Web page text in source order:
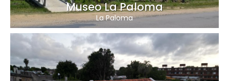
Museo La Paloma
La Paloma